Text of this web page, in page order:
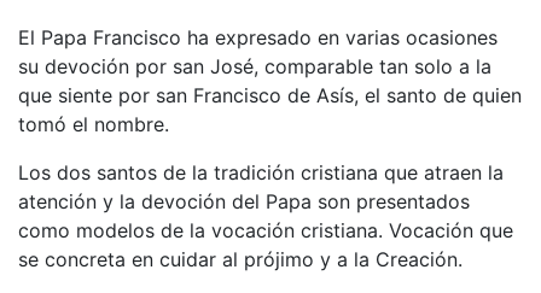
El Papa Francisco ha expresado en varias ocasiones
su devoción por san José, comparable tan solo a la
que siente por san Francisco de Asís, el santo de quien
tomó el nombre.
Los dos santos de la tradición cristiana que atraen la
atención y la devoción del Papa son presentados
como modelos de la vocación cristiana. Vocación que
se concreta en cuidar al prójimo y a la Creación.